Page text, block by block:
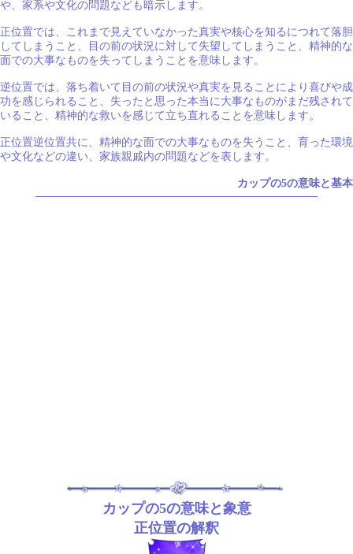
や、家系や文化の問題なども暗示します。
正位置では、これまで見えていなかった真実や核心を知るにつれて落胆
してしまうこと、目の前の状況に対して失望してしまうこと、精神的な
面での大事なものを失ってしまうことを意味します。
逆位置では、落ち着いて目の前の状況や真実を見ることにより喜びや成
功を感じられること、失ったと思った本当に大事なものがまだ残されて
いること、精神的な救いを感じて立ち直れることを意味します。
正位置逆位置共に、精神的な面での大事なものを失うこと、育った環境
や文化などの違い、家族親戚内の問題などを表します。
カップの5の意味と基本
カップの5の意味と象意
正位置の解釈